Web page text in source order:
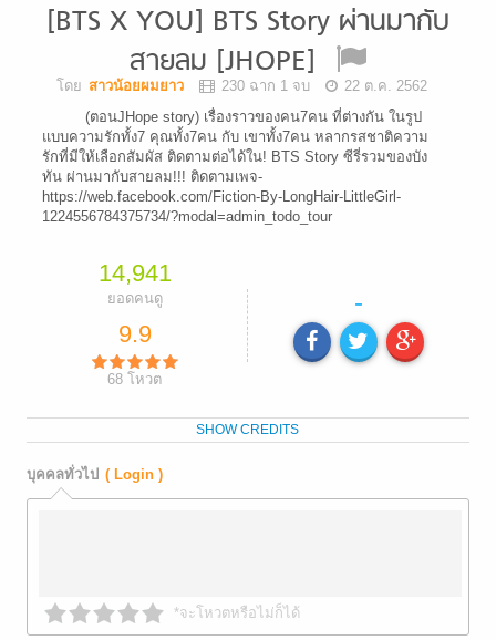
[BTS X YOU] BTS Story ผ่านมากับ
สายลม [JHOPE]
โดย สาวน้อยผมยาว 230 ฉาก 1 จบ
22 ต.ค. 2562
(ตอนJHope story) เรื่องราวของคน7คน ที่ต่างกัน ในรูป
แบบความรักทั้ง7 คุณทั้ง7คน กับ เขาทั้ง7คน หลากรสชาติความ
รักที่มีให้เลือกสัมผัส ติดตามต่อได้ใน! BTS Story ซีรี่รวมของบัง
ทัน ผ่านมากับสายลม!!! ติดตามเพจ-
https://web.facebook.com/Fiction-By-LongHair-LittleGirl-
1224556784375734/?modal=admin_todo_tour
14,941
ยอดคนดู
9.9
68 โหวต
-
SHOW CREDITS
บุคคลทั่วไป ( Login )
*จะโหวตหรือไม่ก็ได้